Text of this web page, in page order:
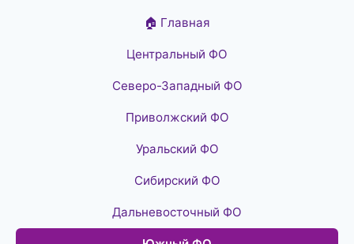
🏠 Главная
Центральный ФО
Северо-Западный ФО
Приволжский ФО
Уральский ФО
Сибирский ФО
Дальневосточный ФО